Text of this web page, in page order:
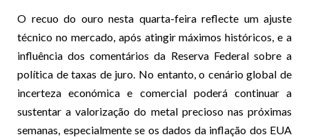
O recuo do ouro nesta quarta-feira reflecte um ajuste
técnico no mercado, após atingir máximos históricos, e a
influência dos comentários da Reserva Federal sobre a
política de taxas de juro. No entanto, o cenário global de
incerteza económica e comercial poderá continuar a
sustentar a valorização do metal precioso nas próximas
semanas, especialmente se os dados da inflação dos EUA